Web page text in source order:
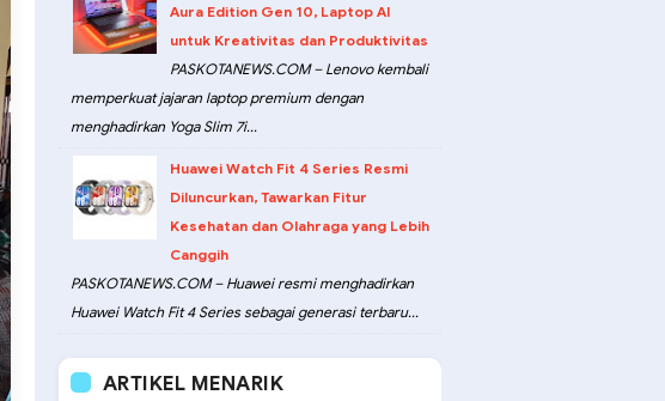
Aura Edition Gen 10, Laptop AI
untuk Kreativitas dan Produktivitas
PASKOTANEWS.COM – Lenovo kembali
memperkuat jajaran laptop premium dengan
menghadirkan Yoga Slim 7i...
Huawei Watch Fit 4 Series Resmi
Diluncurkan, Tawarkan Fitur
Kesehatan dan Olahraga yang Lebih
Canggih
PASKOTANEWS.COM – Huawei resmi menghadirkan
Huawei Watch Fit 4 Series sebagai generasi terbaru...
ARTIKEL MENARIK